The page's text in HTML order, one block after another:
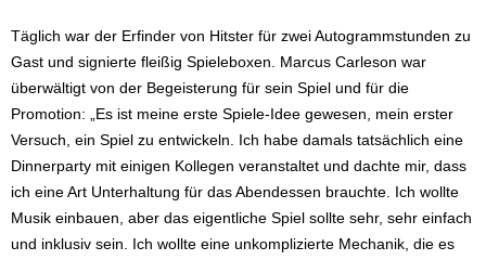
Täglich war der Erfinder von Hitster für zwei Autogrammstunden zu
Gast und signierte fleißig Spieleboxen. Marcus Carleson war
überwältigt von der Begeisterung für sein Spiel und für die
Promotion: „Es ist meine erste Spiele-Idee gewesen, mein erster
Versuch, ein Spiel zu entwickeln. Ich habe damals tatsächlich eine
Dinnerparty mit einigen Kollegen veranstaltet und dachte mir, dass
ich eine Art Unterhaltung für das Abendessen brauchte. Ich wollte
Musik einbauen, aber das eigentliche Spiel sollte sehr, sehr einfach
und inklusiv sein. Ich wollte eine unkomplizierte Mechanik, die es